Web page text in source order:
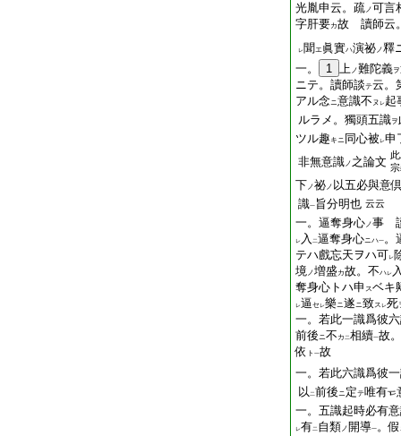
光胤申云。疏ノ可言
字肝要カ故 讀師云
レ聞エ眞實ハ演祕ノ釋
一。
1 上ノ難陀義ヲ
ニテ。讀師談テ云。
アル念ニ意識不 ヌ レ起
ルラメ。獨頭五識ヲ
ツル趣キニ 同心被 レ申
非無意識ノ 之論文
下ノ祕ノ 以五必與意
識一 旨分明也 云云
一。逼奪身心ノ事
レ 入 二逼奪身心ニハ一。
テハ戲忘天ヲハ可レ
境ノ増盛 カ故。不ハレ
奪身心トハ申 スベキ
レ逼セ レ樂ニ遂ニ致ス レ死
一。若此一識爲彼
前後ニ不 カ 二相續一故
依 ト 一故
一。若此六識爲彼
以 二前後ニ定テ唯有
一。五識起時必有
レ有二 自類ノ 開導一。假